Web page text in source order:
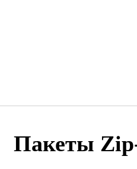
Пакеты